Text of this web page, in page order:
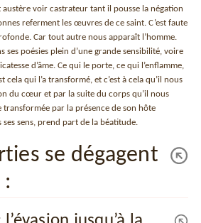
austère voir castrateur tant il pousse la négation
referment les œuvres de ce saint. C’est faute
Car tout autre nous apparaît l’homme.
ses poésies plein d’une grande sensibilité, voire
d’âme. Ce qui le porte, ce qui l’enflamme,
cela qui l’a transformé, et c’est à cela qu’il nous
du cœur et par la suite du corps qu’il nous
transformée par la présence de son hôte
sens, prend part de la béatitude.
se dégagent